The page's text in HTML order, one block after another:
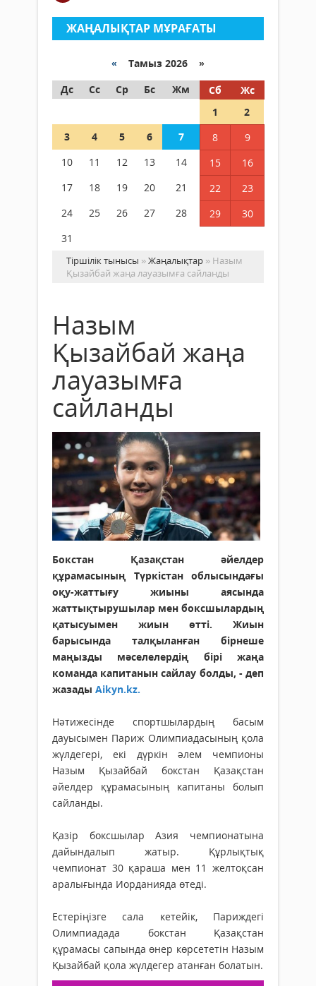
ЖАҢАЛЫҚТАР МҰРАҒАТЫ
« Тамыз 2026 »
Дс
Сс Ср Бс Жм Сб
Жс
1
2
3
4 5 6 7 8
9
10
11 12 13 14 15
16
17
18 19 20 21 22
23
24
25 26 27 28 29
30
31
Тіршілік тынысы »Жаңалықтар » Назым
Қызайбай жаңа лауазымға сайланды
Назым
Қызайбай жаңа
лауазымға
сайланды
Бокстан Қазақстан әйелдер
құрамасының Түркістан облысындағы
оқу-жаттығу жиыны аясында
жаттықтырушылар мен боксшылардың
қатысуымен жиын өтті. Жиын
барысында талқыланған бірнеше
маңызды мәселелердің бірі жаңа
команда капитанын сайлау болды, - деп
жазады Aikyn.kz.
Нәтижесінде спортшылардың басым
дауысымен Париж Олимпиадасының қола
жүлдегері, екі дүркін әлем чемпионы
Назым Қызайбай бокстан Қазақстан
әйелдер құрамасының капитаны болып
сайланды.
Қазір боксшылар Азия чемпионатына
дайындалып жатыр. Құрлықтық
чемпионат 30 қараша мен 11 желтоқсан
аралығында Иорданияда өтеді.
Естеріңізге сала кетейік, Париждегі
Олимпиадада бокстан Қазақстан
құрамасы сапында өнер көрсететін Назым
Қызайбай қола жүлдегер атанған болатын.